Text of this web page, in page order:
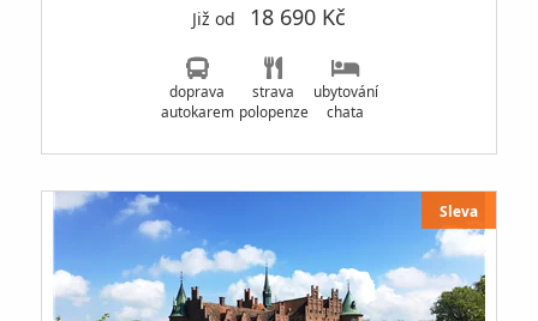
Již od 18 690 Kč
doprava
autokarem
strava
polopenze
ubytování
chata
Sleva